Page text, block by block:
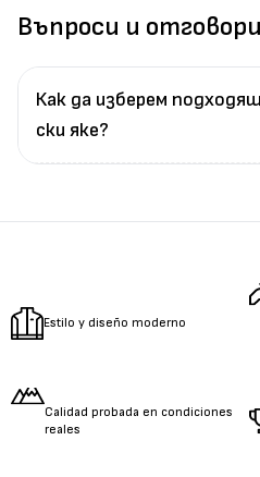
Въпроси и отговори
Как да изберем
ски яке?
Измеретеобиколкатана
Estilo y diseño moderno
Calidad probada en condiciones
reales